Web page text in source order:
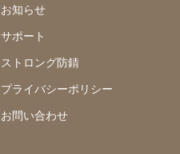
お知らせ
サポート
ストロング防錆
プライバシーポリシー
お問い合わせ